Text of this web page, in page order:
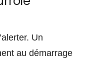
Un
au démarrage